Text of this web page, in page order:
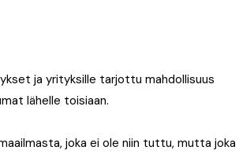
ja yrityksille tarjottu mahdollisuus
lähelle toisiaan.
joka ei ole niin tuttu, mutta joka